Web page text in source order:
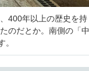
400年以上の歴史を持
のだとか。南側の「中